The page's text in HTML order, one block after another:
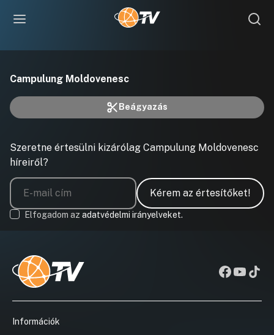
lejátszása
Campulung Moldovenesc
Beágyazás
Szeretne értesülni kizárólag Campulung Moldovenesc
híreiről?
Kérem az értesítőket!
Elfogadom az adatvédelmi irányelveket.
Információk